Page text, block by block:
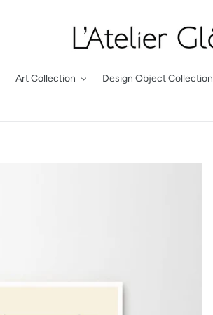
Art Collection Design Object Collection